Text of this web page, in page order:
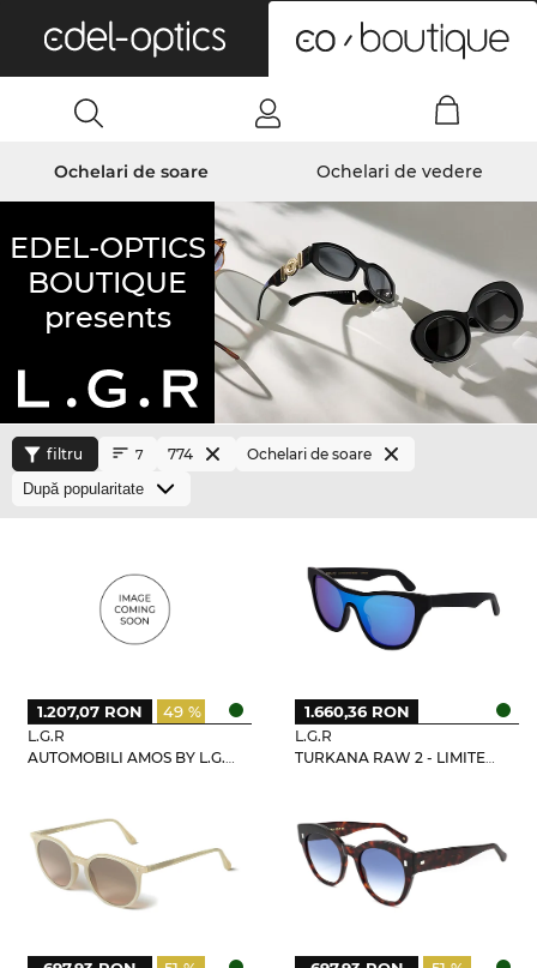
Ochelari de soare Ochelari de vedere
EDEL-OPTICS
BOUTIQUE
presents
filtru 7 774 Ochelari de soare
L.G.R
AUTOMOBILI AMOS BY L.G.R - 68-4036
49 %
1.207,07 RON
L.G.R
TURKANA RAW 2 - LIMITED EDITION
1.660,36 RON